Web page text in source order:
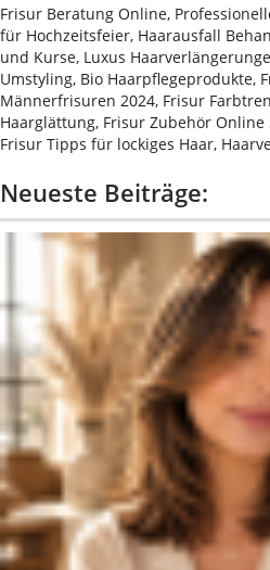
Frisur Beratung Online,
für Hochzeitsfeier, Haarausfall
und Kurse, Luxus
Umstyling, Bio Haarpflegeprodukte,
Männerfrisuren 2024, Frisur
Haarglättung, Frisur Zubehör Online
Frisur Tipps für lockiges Haar,
Neueste Beiträge: